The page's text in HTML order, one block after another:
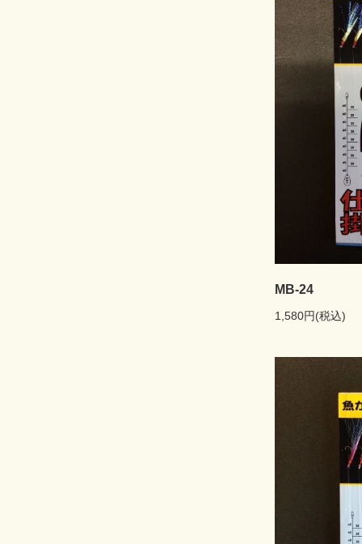
MB-24
1,580円(税込)